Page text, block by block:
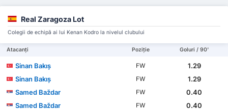
Real Zaragoza Lot
Colegii de echipă ai lui Kenan Kodro la nivelul clubului
Atacanți Poziție Goluri / 90'
Sinan Bakış FW
1.29
Sinan Bakış
FW
1.29
Samed Baždar
FW
0.40
Samed Baždar
FW
0.40